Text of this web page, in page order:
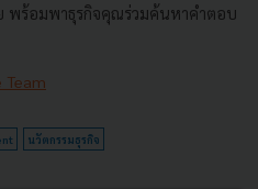
พร้อมพาธุรกิจคุณร่วมค้นหาคำตอบ
Team
นวัตกรรมธุรกิจ